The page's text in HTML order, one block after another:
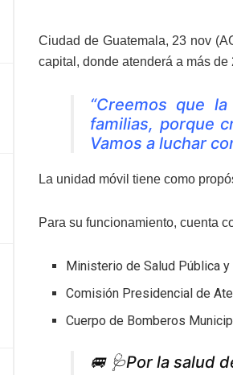
Ciudad de Guatemala, 23 nov
capital, donde atenderá a más
“Creemos que
familias, porque
Vamos a luchar
La unidad móvil tiene como
Para su funcionamiento, cuenta
Ministerio de Salud Pública
Comisión Presidencial de
Cuerpo de Bomberos
🚐 🩺Por la salud